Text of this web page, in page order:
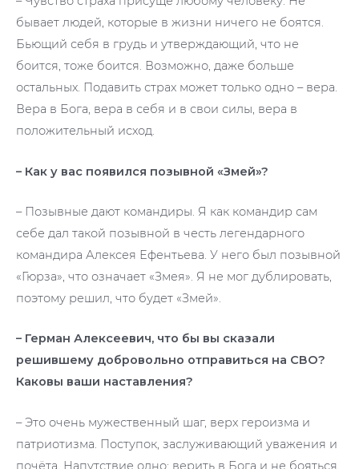
бывает людей, которые в жизни ничего не боятся.
Бьющий себя в грудь и утверждающий, что не
боится, тоже боится. Возможно, даже больше
остальных. Подавить страх может только одно – вера.
Вера в Бога, вера в себя и в свои силы, вера в
положительный исход.
– Как у вас появился позывной «Змей»?
– Позывные дают командиры. Я как командир сам
себе дал такой позывной в честь легендарного
командира Алексея Ефентьева. У него был позывной
«Гюрза», что означает «Змея». Я не мог дублировать,
поэтому решил, что будет «Змей».
– Герман Алексеевич, что бы вы сказали
решившему добровольно отправиться на СВО?
Каковы ваши наставления?
– Это очень мужественный шаг, верх героизма и
патриотизма. Поступок, заслуживающий уважения и
почёта. Напутствие одно: верить в Бога и не бояться.